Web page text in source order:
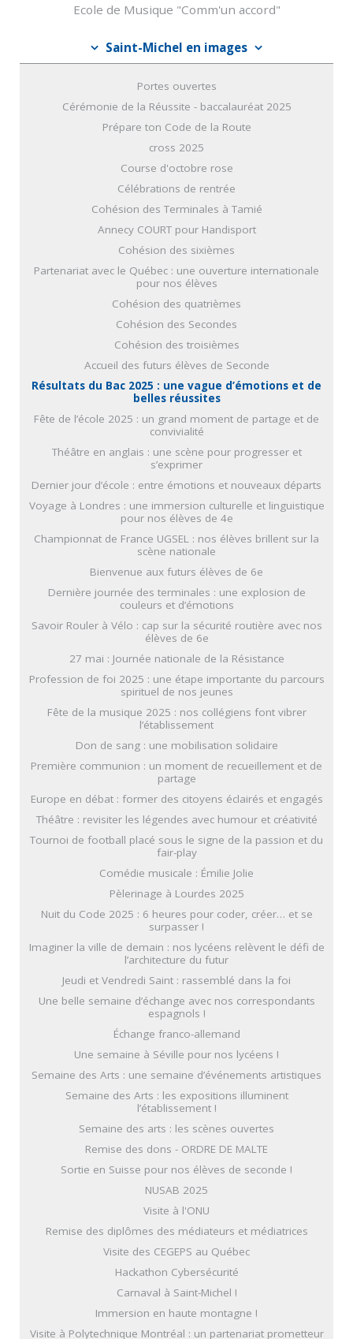
Ecole de Musique "Comm'un accord"
Saint-Michel en images
Portes ouvertes
Cérémonie de la Réussite - baccalauréat 2025
Prépare ton Code de la Route
cross 2025
Course d'octobre rose
Célébrations de rentrée
Cohésion des Terminales à Tamié
Annecy COURT pour Handisport
Cohésion des sixièmes
Partenariat avec le Québec : une ouverture internationale
pour nos élèves
Cohésion des quatrièmes
Cohésion des Secondes
Cohésion des troisièmes
Accueil des futurs élèves de Seconde
Résultats du Bac 2025 : une vague d’émotions et de
belles réussites
Fête de l’école 2025 : un grand moment de partage et de
convivialité
Théâtre en anglais : une scène pour progresser et
s’exprimer
Dernier jour d’école : entre émotions et nouveaux départs
Voyage à Londres : une immersion culturelle et linguistique
pour nos élèves de 4e
Championnat de France UGSEL : nos élèves brillent sur la
scène nationale
Bienvenue aux futurs élèves de 6e
Dernière journée des terminales : une explosion de
couleurs et d’émotions
Savoir Rouler à Vélo : cap sur la sécurité routière avec nos
élèves de 6e
27 mai : Journée nationale de la Résistance
Profession de foi 2025 : une étape importante du parcours
spirituel de nos jeunes
Fête de la musique 2025 : nos collégiens font vibrer
l’établissement
Don de sang : une mobilisation solidaire
Première communion : un moment de recueillement et de
partage
Europe en débat : former des citoyens éclairés et engagés
Théâtre : revisiter les légendes avec humour et créativité
Tournoi de football placé sous le signe de la passion et du
fair-play
Comédie musicale : Émilie Jolie
Pèlerinage à Lourdes 2025
Nuit du Code 2025 : 6 heures pour coder, créer… et se
surpasser !
Imaginer la ville de demain : nos lycéens relèvent le défi de
l’architecture du futur
Jeudi et Vendredi Saint : rassemblé dans la foi
Une belle semaine d’échange avec nos correspondants
espagnols !
Échange franco-allemand
Une semaine à Séville pour nos lycéens !
Semaine des Arts : une semaine d’événements artistiques
Semaine des Arts : les expositions illuminent
l’établissement !
Semaine des arts : les scènes ouvertes
Remise des dons - ORDRE DE MALTE
Sortie en Suisse pour nos élèves de seconde !
NUSAB 2025
Visite à l'ONU
Remise des diplômes des médiateurs et médiatrices
Visite des CEGEPS au Québec
Hackathon Cybersécurité
Carnaval à Saint-Michel !
Immersion en haute montagne !
Visite à Polytechnique Montréal : un partenariat prometteur